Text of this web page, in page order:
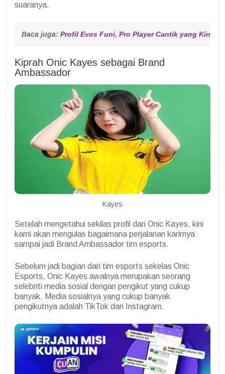
suaranya.
Baca juga: Profil Evos Funi, Pro Player Cantik yang Kini
Kiprah Onic Kayes sebagai Brand
Ambassador
Kayes
Setelah mengetahui sekilas profil dari Onic Kayes, kini
kami akan mengulas bagaimana perjalanan karirnya
sampai jadi Brand Ambassador tim esports.
Sebelum jadi bagian dari tim esports sekelas Onic
Esports, Onic Kayes awalnya merupakan seorang
selebriti media sosial dengan pengikut yang cukup
banyak. Media sosialnya yang cukup banyak
pengikutnya adalah TikTok dan Instagram.